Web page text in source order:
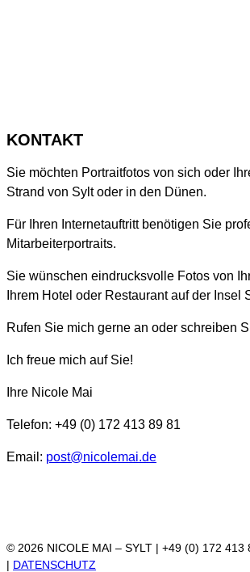
KONTAKT
Sie möchten Portraitfotos von sich oder
Strand von Sylt oder in den Dünen.
Für Ihren Internetauftritt benötigen Sie
Mitarbeiterportraits.
Sie wünschen eindrucksvolle Fotos von
Ihrem Hotel oder Restaurant auf der Insel
Rufen Sie mich gerne an oder schreiben
Ich freue mich auf Sie!
Ihre Nicole Mai
Telefon: +49 (0) 172 413 89 81
Email: post@nicolemai.de
© 2026 NICOLE MAI – SYLT | +49 (0) 172 413
| DATENSCHUTZ